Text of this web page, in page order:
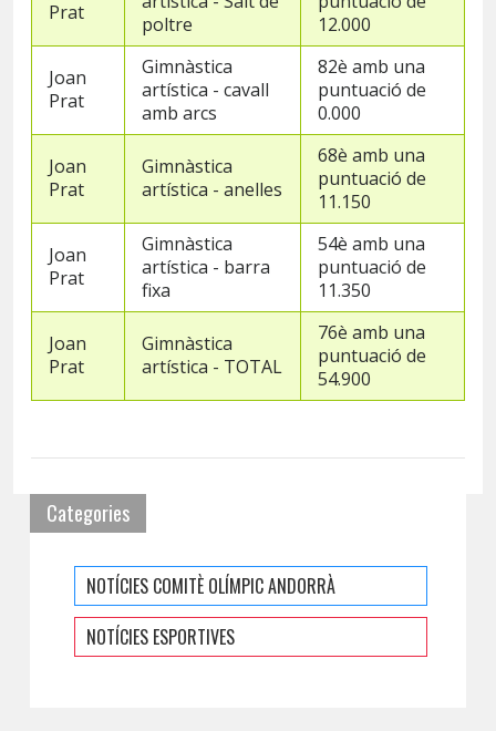
Prat
poltre
12.000
Joan
Prat
Gimnàstica
artística - cavall
amb arcs
82è amb una
puntuació de
0.000
Joan
Prat
Gimnàstica
artística - anelles
68è amb una
puntuació de
11.150
Joan
Prat
Gimnàstica
artística - barra
fixa
54è amb una
puntuació de
11.350
Joan
Prat
Gimnàstica
artística - TOTAL
76è amb una
puntuació de
54.900
Categories
NOTÍCIES COMITÈ OLÍMPIC ANDORRÀ
NOTÍCIES ESPORTIVES